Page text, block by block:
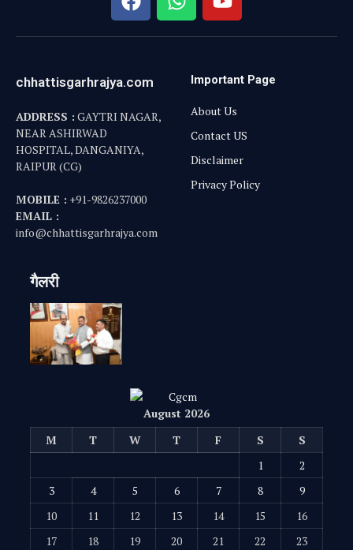
chhattisgarhrajya.com
ADDRESS : GAYTRI NAGAR,
NEAR ASHIRWAD
HOSPITAL, DANGANIYA,
RAIPUR (CG)
MOBILE : +91-9826237000
EMAIL :
info@chhattisgarhrajya.com
Important Page
About Us
Contact US
Disclaimer
Privacy Policy
गैलरी
August 2026
M
T W T F S
S
1
2
3
4 5 6 7 8
9
10
11 12 13 14 15
16
17
18 19 20 21 22
23